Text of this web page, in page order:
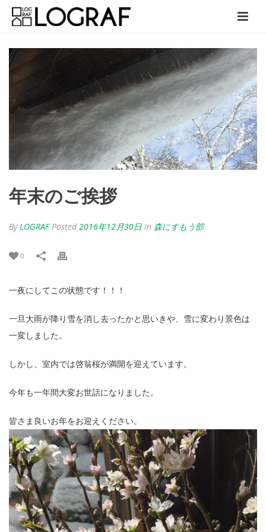
年末のご挨拶
ByLOGRAF Posted 2016年12月30日 In 森にすもう部
0
一夜にしてこの状態です！！！
一旦大雨が降り雪を消し去ったかと思いきや、雪に変わり景色は
一変しました。
しかし、室内では啓翁桜が満開を迎えています。
今年も一年間大変お世話になりました。
皆さま良いお年をお迎えください。